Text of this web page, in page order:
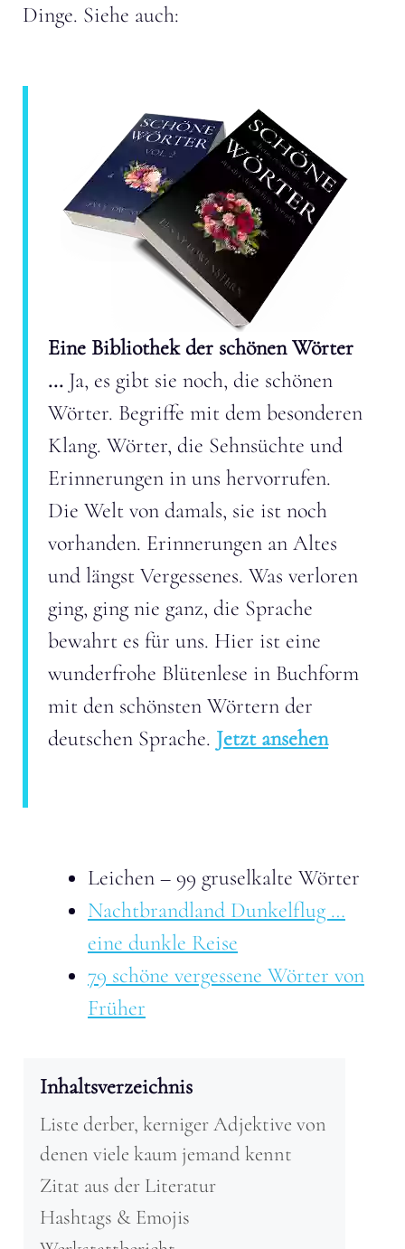
Dinge. Siehe auch:
Eine Bibliothek der schönen Wörter
... Ja, es gibt sie noch, die schönen
Wörter. Begriffe mit dem besonderen
Klang. Wörter, die Sehnsüchte und
Erinnerungen in uns hervorrufen.
Die Welt von damals, sie ist noch
vorhanden. Erinnerungen an Altes
und längst Vergessenes. Was verloren
ging, ging nie ganz, die Sprache
bewahrt es für uns. Hier ist eine
wunderfrohe Blütenlese in Buchform
mit den schönsten Wörtern der
deutschen Sprache. Jetzt ansehen
Leichen – 99 gruselkalte Wörter
Nachtbrandland Dunkelflug …
eine dunkle Reise
79 schöne vergessene Wörter von
Früher
Inhaltsverzeichnis
Liste derber, kerniger Adjektive von
denen viele kaum jemand kennt
Zitat aus der Literatur
Hashtags & Emojis